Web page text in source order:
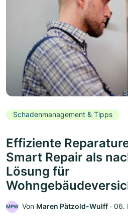
Schadenmanagement & Tipps
Effiziente
Smart Repair als
Lösung für
MPW Von Maren Pätzold-Wulff ‧ 06.